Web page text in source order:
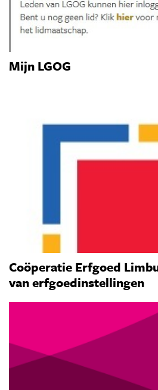
Mijn LGOG
Coöperatie Erfgoed
van erfgoedinstellingen